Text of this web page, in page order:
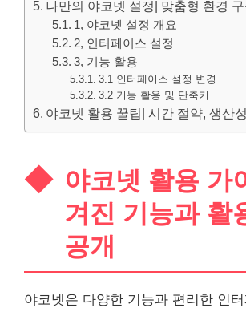
나만의 야코넷 설정| 맞춤형 환경
1, 야코넷 설정 개요
2, 인터페이스 설정
3, 기능 활용
3.1 인터페이스 설정 변경
3.2 기능 활용 및 단축키
야코넷 활용 꿀팁| 시간 절약, 생산
야코넷 활용 가
겨진 기능과 활
공개
야코넷은 다양한 기능과 편리한 인